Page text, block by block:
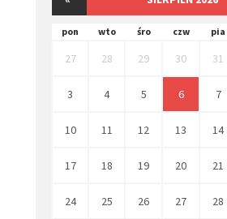
pon wto śro czw pia
27 28 29 30 31
3 4 5 6 7
10 11 12 13 14
17 18 19 20 21
24 25 26 27 28